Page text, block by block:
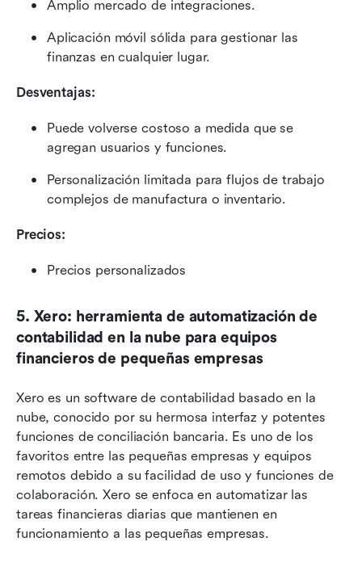
Amplio mercado de integraciones.
Aplicación móvil sólida para gestionar las
finanzas en cualquier lugar.
Desventajas:
Puede volverse costoso a medida que se
agregan usuarios y funciones.
Personalización limitada para flujos de trabajo
complejos de manufactura o inventario.
Precios:
Precios personalizados
5. Xero: herramienta de automatización de
contabilidad en la nube para equipos
financieros de pequeñas empresas
Xero es un software de contabilidad basado en la
nube, conocido por su hermosa interfaz y potentes
funciones de conciliación bancaria. Es uno de los
favoritos entre las pequeñas empresas y equipos
remotos debido a su facilidad de uso y funciones de
colaboración. Xero se enfoca en automatizar las
tareas financieras diarias que mantienen en
funcionamiento a las pequeñas empresas.